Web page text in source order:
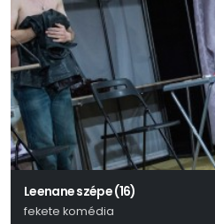
Leenane szépe (16)
fekete komédia